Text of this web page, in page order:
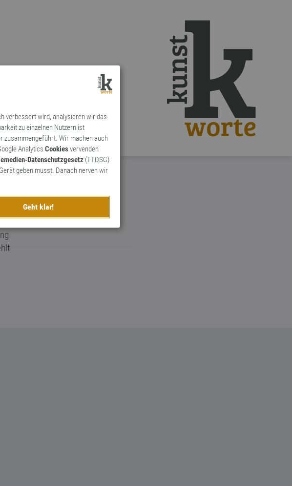
verbessert wird, analysieren wir das
zu einzelnen Nutzern ist
zusammengeführt. Wir machen auch
Analytics Cookiesvervenden
Datenschutzgesetz (TTDSG)
geben musst. Danach nerven wir
Geht klar!